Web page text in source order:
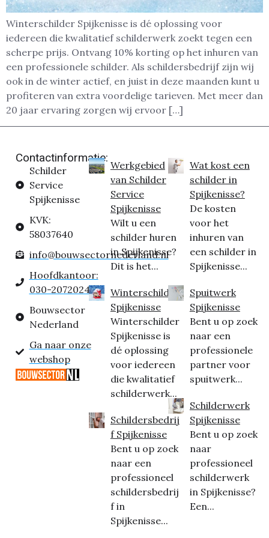
Winterschilder Spijkenisse is dé oplossing voor
iedereen die kwalitatief schilderwerk zoekt tegen een
scherpe prijs. Ontvang 10% korting op het inhuren van
een professionele schilder. Als schildersbedrijf zijn wij
ook in de winter actief, en juist in deze maanden kunt u
profiteren van extra voordelige tarieven. Met meer dan
20 jaar ervaring zorgen wij ervoor […]
Contactinformatie:
Schilder
Service
Spijkenisse
KVK:
58037640
info@bouwsectornederland.nl
Hoofdkantoor:
030-2072024
Bouwsector
Nederland
Ga naar onze
webshop
Werkgebied
van Schilder
Service
Spijkenisse
Wilt u een
schilder huren
in Spijkenisse?
Dit is het...
Winterschilder
Spijkenisse
Winterschilder
Spijkenisse is
dé oplossing
voor iedereen
die kwalitatief
schilderwerk...
Schildersbedrij
f Spijkenisse
Bent u op zoek
naar een
professioneel
schildersbedrij
f in
Spijkenisse...
Wat kost een
schilder in
Spijkenisse?
De kosten
voor het
inhuren van
een schilder in
Spijkenisse...
Spuitwerk
Spijkenisse
Bent u op zoek
naar een
professionele
partner voor
spuitwerk...
Schilderwerk
Spijkenisse
Bent u op zoek
naar
professioneel
schilderwerk
in Spijkenisse?
Een...